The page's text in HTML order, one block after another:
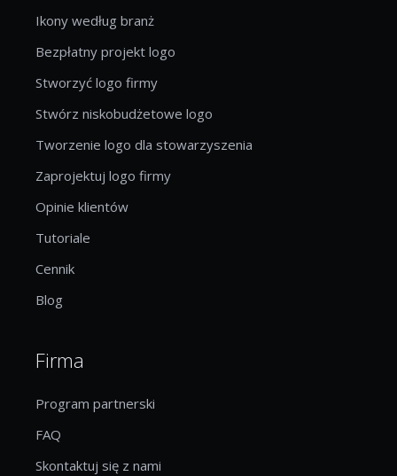
Ikony według branż
Bezpłatny projekt logo
Stworzyć logo firmy
Stwórz niskobudżetowe logo
Tworzenie logo dla stowarzyszenia
Zaprojektuj logo firmy
Opinie klientów
Tutoriale
Cennik
Blog
Firma
Program partnerski
FAQ
Skontaktuj się z nami